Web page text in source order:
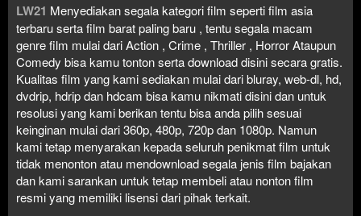
LW21 Menyediakan segala kategori film seperti film asia
terbaru serta film barat paling baru , tentu segala macam
genre film mulai dari Action , Crime , Thriller , Horror Ataupun
Comedy bisa kamu tonton serta download disini secara gratis.
Kualitas film yang kami sediakan mulai dari bluray, web-dl, hd,
dvdrip, hdrip dan hdcam bisa kamu nikmati disini dan untuk
resolusi yang kami berikan tentu bisa anda pilih sesuai
keinginan mulai dari 360p, 480p, 720p dan 1080p. Namun
kami tetap menyarakan kepada seluruh penikmat film untuk
tidak menonton atau mendownload segala jenis film bajakan
dan kami sarankan untuk tetap membeli atau nonton film
resmi yang memiliki lisensi dari pihak terkait.